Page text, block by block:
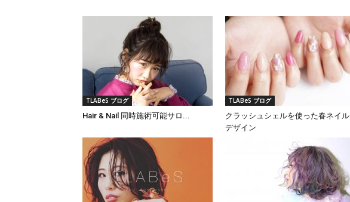
TLABeS ブログ
Hair & Nail 同時施術可能サロ...
TLABeS ブログ
クラッシュシェルを使った春ネイル
デザイン